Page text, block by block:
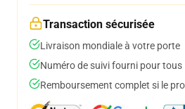
Transaction sécurisée
Livraison mondiale à votre porte
Numéro de suivi fourni pour tous
Remboursement complet si le